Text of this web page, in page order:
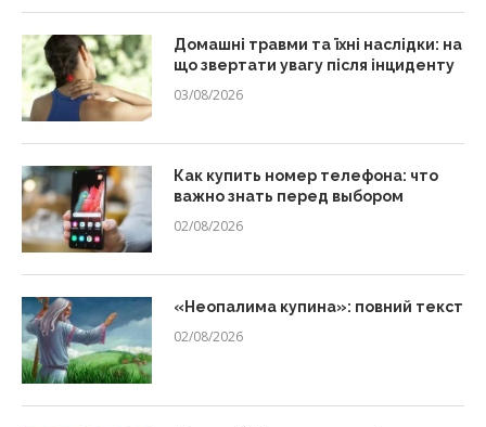
Домашні травми та їхні наслідки: на
що звертати увагу після інциденту
03/08/2026
Как купить номер телефона: что
важно знать перед выбором
02/08/2026
«Неопалима купина»: повний текст
02/08/2026